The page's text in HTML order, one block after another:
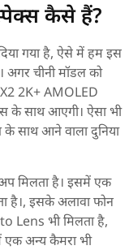
कैसे हैं?
गया है, ऐसे में हम इस
चीनी मॉडल को
2K+ AMOLED
के साथ आएगी। ऐसा भी
साथ आने वाला दुनिया
मिलता है। इसमें एक
है।, इसके अलावा फोन
Lens भी मिलता है,
अन्य कैमरा भी